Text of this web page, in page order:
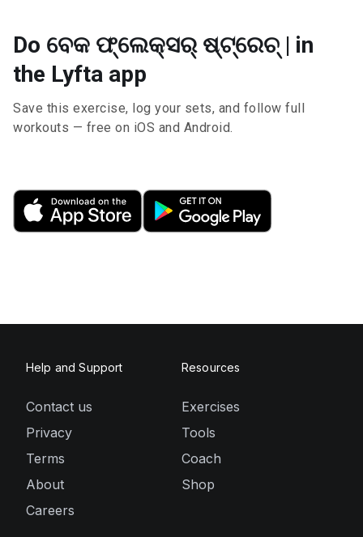
Do ବେକ ଫ୍ଲେକ୍ସର୍ ଷ୍ଟ୍ରେଚ୍ | in
the Lyfta app
Save this exercise, log your sets, and follow full
workouts — free on iOS and Android.
Help and Support
Contact us
Privacy
Terms
About
Careers
Resources
Exercises
Tools
Coach
Shop